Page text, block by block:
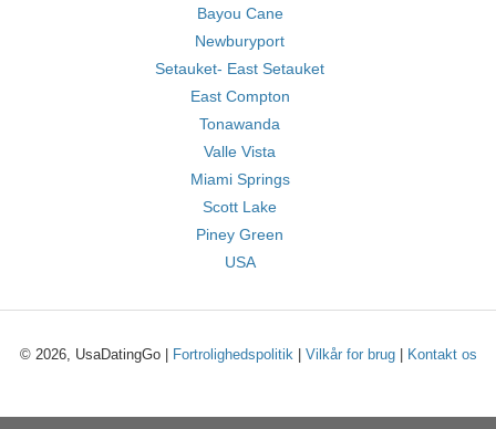
Bayou Cane
Newburyport
Setauket- East Setauket
East Compton
Tonawanda
Valle Vista
Miami Springs
Scott Lake
Piney Green
USA
© 2026, UsaDatingGo | Fortrolighedspolitik| Vilkår for brug| Kontakt os